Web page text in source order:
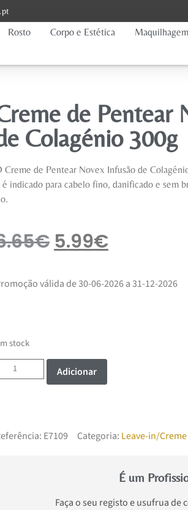
Rosto Corpo e Estética Maquilhagem
de Pentear
Colagénio 300g
Creme de Pentear Novex Infusão de
é indicado para cabelo fino, danificado e sem
€ 5.99€
válida de 30-06-2026 a 31-12-2026
stock
Adicionar
E7109 Categoria: Leave-in/
É um
Faça o seu registo e usufrua de